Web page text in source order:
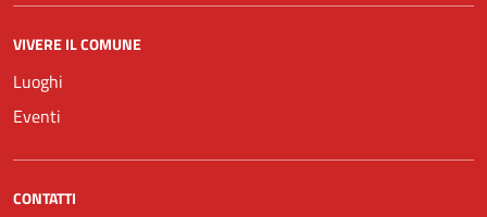
VIVERE IL COMUNE
Luoghi
Eventi
CONTATTI